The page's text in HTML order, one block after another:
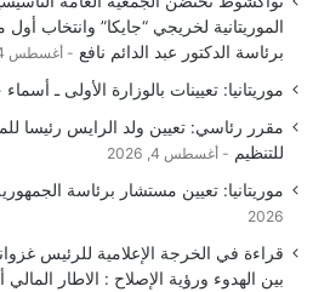
الموريتانية لخريجي “جايكا” وانتخاب
برئاسة الدكتور عبد الدائم نافع
أغسطس 4, 2026
موريتانيا: تعيينات بالوزارة الأولى ـ أسماء
مقرر رئاسي: تعيين ولد الرايس رئيسا
للتنظيم
أغسطس 4, 2026
موريتانيا: تعيين مستشار برئاسة
2026
قراءة في الخرجة الإعلامية للرئيس
بين الهدوء ورؤية الإصلاح : الاطار